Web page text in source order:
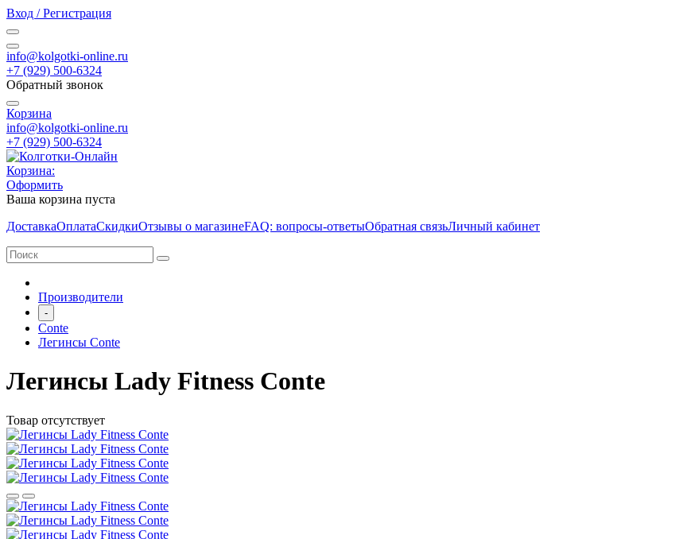
Вход / Регистрация
info@kolgotki-online.ru
+7 (929) 500-6324
Обратный звонок
Корзина
info@kolgotki-online.ru
+7 (929) 500-6324
Корзина:
Оформить
Ваша корзина пуста
ДоставкаОплатаСкидкиОтзывы о магазинеFAQ: вопросы-ответыОбратная связьЛичный кабинет
Производители
-
Conte
Легинсы Conte
Легинсы Lady Fitness Conte
Товар отсутствует